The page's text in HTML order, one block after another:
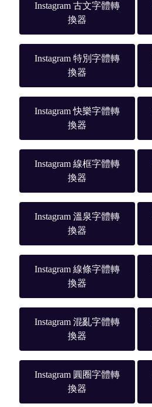
Instagram 古文字體轉
換器
Instagram 特別字體轉
換器
Instagram 快樂字體轉
換器
Instagram 線框字體轉
換器
Instagram 溫泉字體轉
換器
Instagram 線條字體轉
換器
Instagram 混亂字體轉
換器
Instagram 圓圈字體轉
換器